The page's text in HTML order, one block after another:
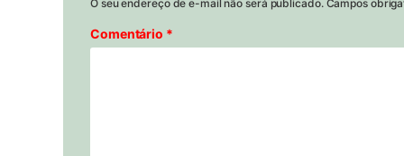
O seu endereço de e-mail não será publicado. Campos
Comentário *